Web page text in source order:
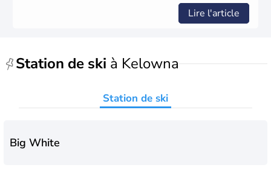
Lire l'article
Station de ski à Kelowna
Station de ski
Big White